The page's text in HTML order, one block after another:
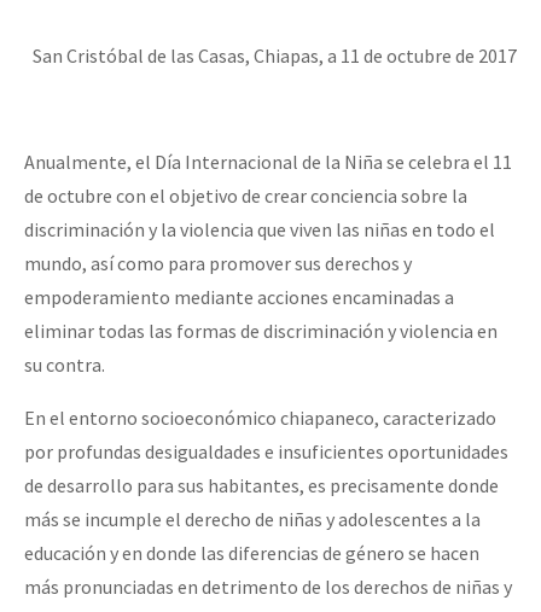
San Cristóbal de las Casas, Chiapas, a 11 de octubre de 2017
Anualmente, el Día Internacional de la Niña se celebra el 11
de octubre con el objetivo de crear conciencia sobre la
discriminación y la violencia que viven las niñas en todo el
mundo, así como para promover sus derechos y
empoderamiento mediante acciones encaminadas a
eliminar todas las formas de discriminación y violencia en
su contra.
En el entorno socioeconómico chiapaneco, caracterizado
por profundas desigualdades e insuficientes oportunidades
de desarrollo para sus habitantes, es precisamente donde
más se incumple el derecho de niñas y adolescentes a la
educación y en donde las diferencias de género se hacen
más pronunciadas en detrimento de los derechos de niñas y